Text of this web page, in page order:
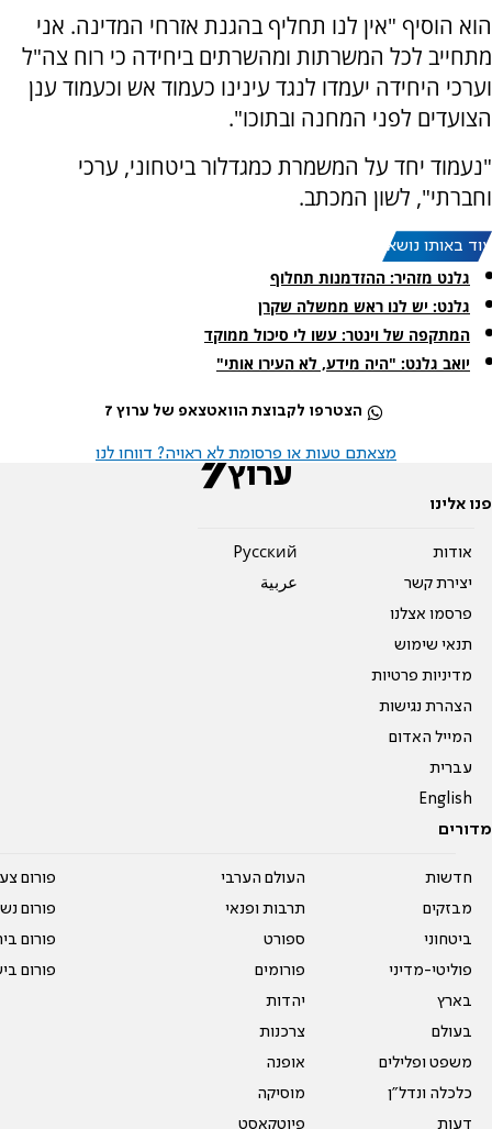
הוא הוסיף "אין לנו תחליף בהגנת אזרחי המדינה. אני
מתחייב לכל המשרתות ומהשרתים ביחידה כי רוח צה"ל
וערכי היחידה יעמדו לנגד עינינו כעמוד אש וכעמוד ענן
הצועדים לפני המחנה ובתוכו".
"נעמוד יחד על המשמרת כמגדלור ביטחוני, ערכי
וחברתי", לשון המכתב.
עוד באותו נושא:
גלנט מזהיר: ההזדמנות תחלוף
גלנט: יש לנו ראש ממשלה שקרן
המתקפה של וינטר: עשו לי סיכול ממוקד
יואב גלנט: "היה מידע, לא העירו אותי"
הצטרפו לקבוצת הוואטצאפ של ערוץ 7
מצאתם טעות או פרסומת לא ראויה? דווחו לנו
פנו אלינו
אודות
יצירת קשר
פרסמו אצלנו
תנאי שימוש
מדיניות פרטיות
הצהרת נגישות
המייל האדום
עברית
English
Pусский
عربية
מדורים
חדשות
מבזקים
ביטחוני
פוליטי-מדיני
בארץ
בעולם
משפט ופלילים
כלכלה ונדל"ן
דעות
העולם הערבי
תרבות ופנאי
ספורט
פורומים
יהדות
צרכנות
אופנה
מוסיקה
פיוטקאסט
פורום
פורום
פורום
פורום